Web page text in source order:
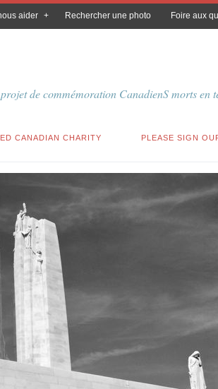
aider Rechercher une photo Foire aux
de commémoration CanadienS morts en
CANADIAN CHARITY PLEASE SIGN